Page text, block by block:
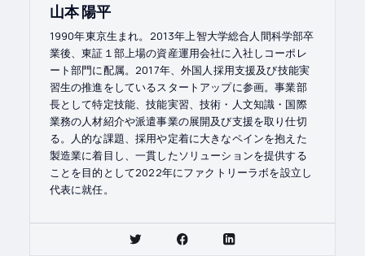
山本 陽平
1990年東京生まれ。2013年上智大学総合人間科学部卒
業後、東証１部上場の資産運用会社に入社しコーポレ
ート部門に配属。2017年、外国人採用支援及び技能実
習生の推進をしているスタートアップに参画。事業部
長として特定技能、技能実習、技術・人文知識・国際
業務の人材紹介や派遣事業の展開及び支援を取り仕切
る。人的な課題、採用や定着に大きなペインを抱えた
製造業に着目し、一貫したソリューションを提供する
ことを目的として2022年にファクトリーラボを設立し
代表に就任。